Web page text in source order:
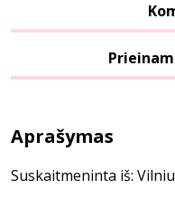
Aprašymas
Suskaitmeninta iš: